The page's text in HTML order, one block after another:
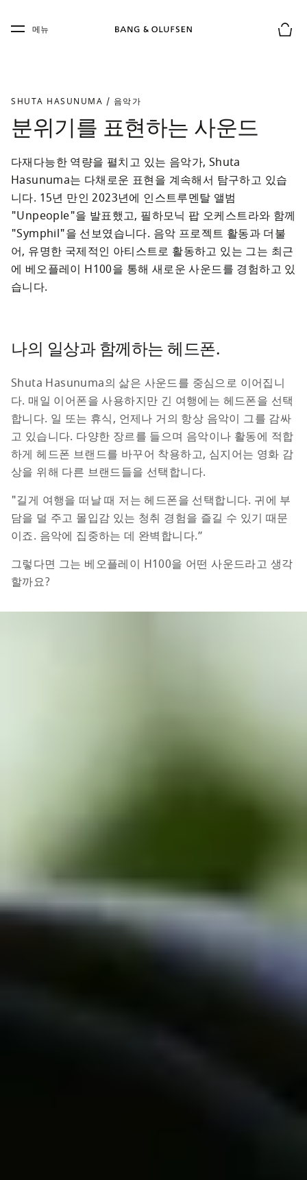
Skip to main footer
메뉴
SHUTA HASUNUMA / 음악가
분위기를 표현하는 사운드
다재다능한 역량을 펼치고 있는 음악가, Shuta
Hasunuma는 다채로운 표현을 계속해서 탐구하고 있습
니다. 15년 만인 2023년에 인스트루멘탈 앨범
"Unpeople"을 발표했고, 필하모닉 팝 오케스트라와 함께
"Symphil"을 선보였습니다. 음악 프로젝트 활동과 더불
어, 유명한 국제적인 아티스트로 활동하고 있는 그는 최근
에 베오플레이 H100을 통해 새로운 사운드를 경험하고 있
습니다.
나의 일상과 함께하는 헤드폰.
Shuta Hasunuma의 삶은 사운드를 중심으로 이어집니
다. 매일 이어폰을 사용하지만 긴 여행에는 헤드폰을 선택
합니다. 일 또는 휴식, 언제나 거의 항상 음악이 그를 감싸
고 있습니다. 다양한 장르를 들으며 음악이나 활동에 적합
하게 헤드폰 브랜드를 바꾸어 착용하고, 심지어는 영화 감
상을 위해 다른 브랜드들을 선택합니다.
"길게 여행을 떠날 때 저는 헤드폰을 선택합니다. 귀에 부
담을 덜 주고 몰입감 있는 청취 경험을 즐길 수 있기 때문
이죠. 음악에 집중하는 데 완벽합니다.”
그렇다면 그는 베오플레이 H100을 어떤 사운드라고 생각
할까요?